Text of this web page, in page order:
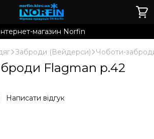
магазин Norfin
Заброди (Вейдерси) Чоботи-
Flagman р.42
Написати відгук